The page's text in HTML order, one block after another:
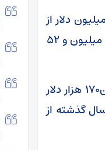
امیدی با بیان اینکه در این مدت یک میلیون و ۴۰۳ هزار تن انواع کالا به ارزش ۷۵۶ میلیون دلار از
مرزهای استان در سال جاری به خارج از کشور صادر شد، گفت: از این میزان صادرات، یک میلیون و ۵۲
وی میزان واردات کالا از گمرکات استان را ۳۴۷ هزار و ۱۰۸ تن کالا به ارزش یک میلیون۱۷۰ هزار دلار
گذشته از